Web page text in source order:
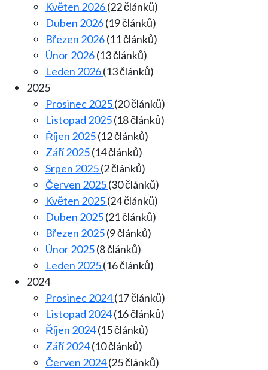
Květen 2026(22 článků)
Duben 2026(19 článků)
Březen 2026(11 článků)
Únor 2026(13 článků)
Leden 2026(13 článků)
2025
Prosinec 2025(20 článků)
Listopad 2025(18 článků)
Říjen 2025(12 článků)
Září 2025(14 článků)
Srpen 2025(2 článků)
Červen 2025(30 článků)
Květen 2025(24 článků)
Duben 2025(21 článků)
Březen 2025(9 článků)
Únor 2025(8 článků)
Leden 2025(16 článků)
2024
Prosinec 2024(17 článků)
Listopad 2024(16 článků)
Říjen 2024(15 článků)
Září 2024(10 článků)
Červen 2024(25 článků)